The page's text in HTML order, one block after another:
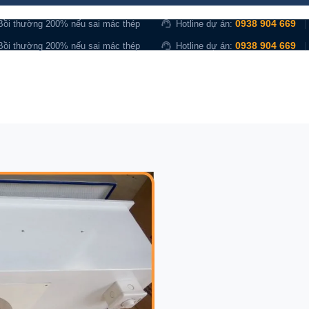
thường 200% nếu sai mác thép support_agent Hotline dự án: 0938 904 669 |
thường 200% nếu sai mác thép support_agent Hotline dự án: 0938 904 669 |